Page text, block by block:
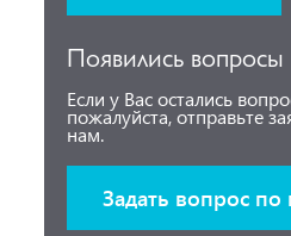
Появились вопросы
Если у Вас остались
пожалуйста, отправьте
нам.
Задать вопрос по